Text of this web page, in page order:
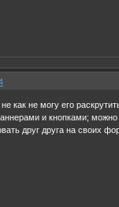
как не могу его
и кнопками;
друг друга на своих